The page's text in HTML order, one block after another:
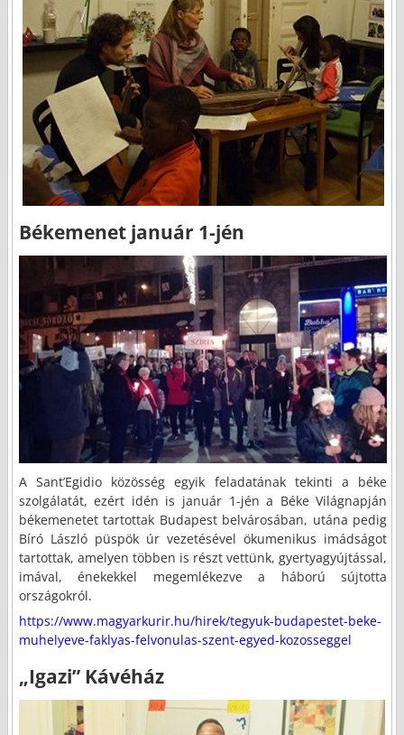
Békemenet január 1-jén
A Sant’Egidio közösség egyik feladatának tekinti a béke
szolgálatát, ezért idén is január 1-jén a Béke Világnapján
békemenetet tartottak Budapest belvárosában, utána pedig
Bíró László püspök úr vezetésével ökumenikus imádságot
tartottak, amelyen többen is részt vettünk, gyertyagyújtással,
imával, énekekkel megemlékezve a háború sújtotta
országokról.
https://www.magyarkurir.hu/hirek/tegyuk-budapestet-beke-
muhelyeve-faklyas-felvonulas-szent-egyed-kozosseggel
„Igazi” Kávéház